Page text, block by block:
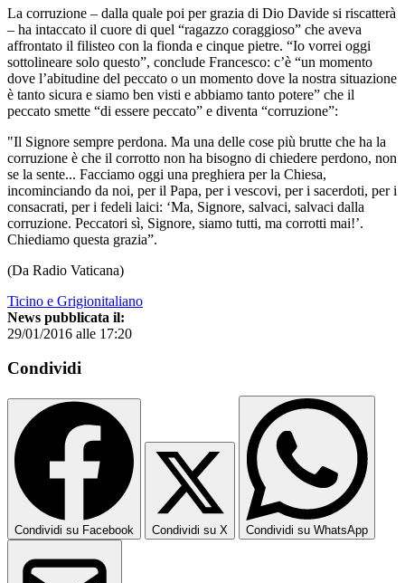
La corruzione – dalla quale poi per grazia di Dio Davide si riscatterà
– ha intaccato il cuore di quel “ragazzo coraggioso” che aveva
affrontato il filisteo con la fionda e cinque pietre. “Io vorrei oggi
sottolineare solo questo”, conclude Francesco: c’è “un momento
dove l’abitudine del peccato o un momento dove la nostra situazione
è tanto sicura e siamo ben visti e abbiamo tanto potere” che il
peccato smette “di essere peccato” e diventa “corruzione”:
"Il Signore sempre perdona. Ma una delle cose più brutte che ha la
corruzione è che il corrotto non ha bisogno di chiedere perdono, non
se la sente... Facciamo oggi una preghiera per la Chiesa,
incominciando da noi, per il Papa, per i vescovi, per i sacerdoti, per i
consacrati, per i fedeli laici: ‘Ma, Signore, salvaci, salvaci dalla
corruzione. Peccatori sì, Signore, siamo tutti, ma corrotti mai!’.
Chiediamo questa grazia”.
(Da Radio Vaticana)
Ticino e Grigionitaliano
News pubblicata il:
29/01/2016 alle 17:20
Condividi
Condividi su Facebook Condividi su X Condividi su WhatsApp